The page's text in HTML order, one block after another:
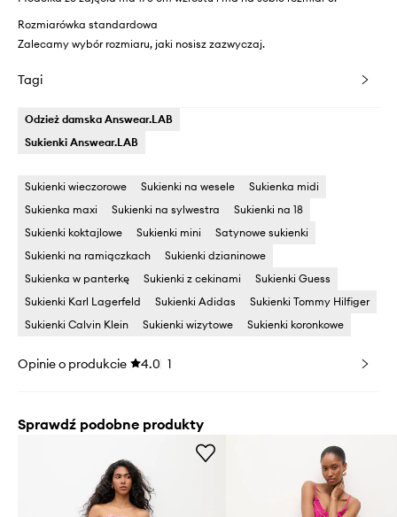
Rozmiarówka standardowa
Zalecamy wybór rozmiaru, jaki nosisz zazwyczaj.
Tagi
Odzież damska Answear.LAB
Sukienki Answear.LAB
Sukienki wieczorowe Sukienki na wesele
Sukienka midi
Sukienka maxi
Sukienki na sylwestra
Sukienki na 18
Sukienki koktajlowe
Sukienki mini
Satynowe sukienki
Sukienki na ramiączkach
Sukienki dzianinowe
Sukienka w panterkę
Sukienki z cekinami
Sukienki Guess
Sukienki Karl Lagerfeld
Sukienki Adidas
Sukienki Tommy Hilfiger
Sukienki Calvin Klein
Sukienki wizytowe Sukienki koronkowe
Opinie o produkcie 4.0 1
Sprawdź podobne produkty